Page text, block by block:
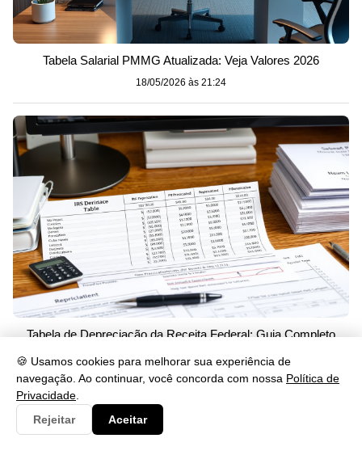
🍪 Usamos cookies para melhorar sua experiência de
navegação. Ao continuar, você concorda com nossa Política de
Privacidade
Rejeitar
Aceitar
Tabela Salarial PMMG Atualizada: Veja Valores 2026
18/05/2026 às 21:24
Tabela de Depreciação da Receita Federal: Guia Completo
18/05/2026 às 21:19
Mais Recentes